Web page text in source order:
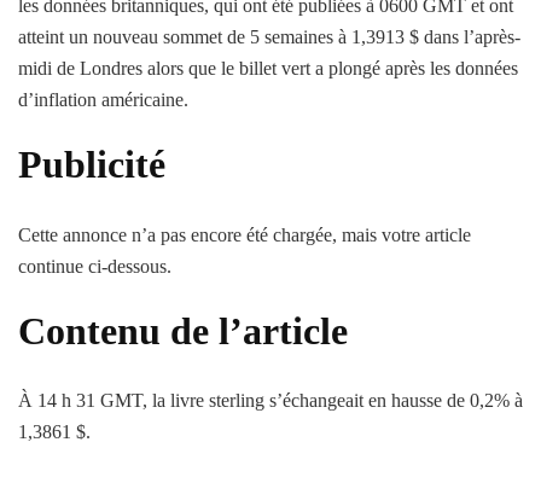
les données britanniques, qui ont été publiées à 0600 GMT et ont
atteint un nouveau sommet de 5 semaines à 1,3913 $ dans l’après-
midi de Londres alors que le billet vert a plongé après les données
d’inflation américaine.
Publicité
Cette annonce n’a pas encore été chargée, mais votre article
continue ci-dessous.
Contenu de l’article
À 14 h 31 GMT, la livre sterling s’échangeait en hausse de 0,2% à
1,3861 $.